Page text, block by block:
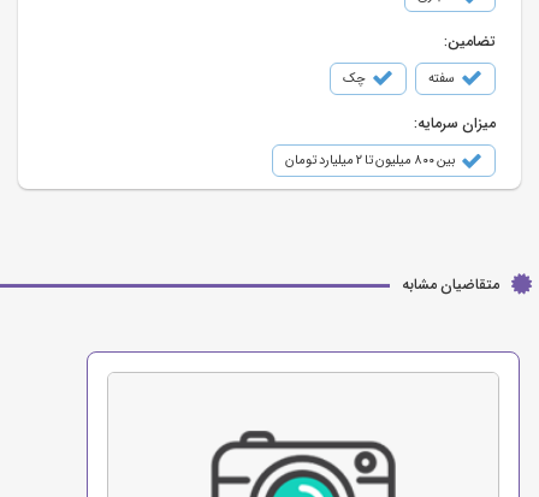
تضامین:
سفته چک
میزان سرمایه:
بین ۸۰۰ میلیون تا ۲ میلیارد تومان
متقاضیان مشابه